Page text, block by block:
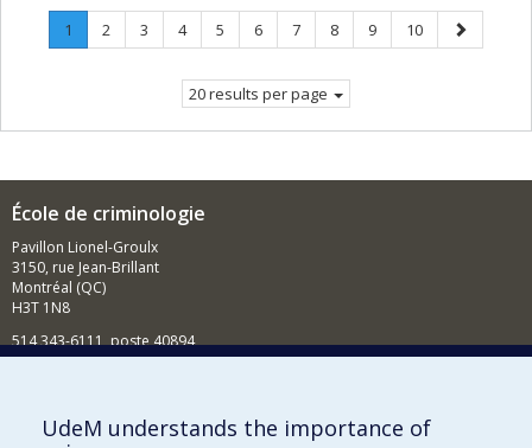
Page
1
Current
Page
2 Page
3 Page
4 Page
5 Page
6 Page
7 Page
8 Page
9 Page
10
Next
page
20 results per page
École de criminologie
Pavillon Lionel-Groulx
3150, rue Jean-Brillant
Montréal (QC)
H3T 1N8
514 343-6111, poste 40894
Comment soutenir l'École?
UdeM understands the importance of